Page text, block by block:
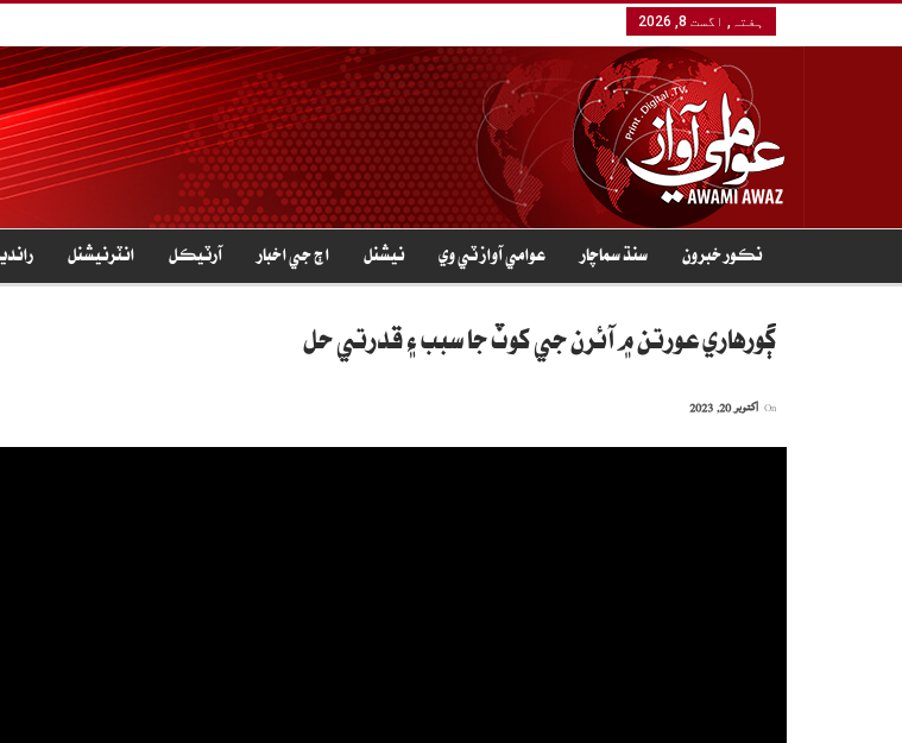
ہفتہ, اگست 8, 2026
نڪور خبرون سنڌ سماچار عوامي آواز ٽي وي نيشنل اڄ جي اخبار آرٽيڪل انٽرنيشنل
ڳورهاري عورتن ۾ آئرن جي کوٽ جا سبب ۽ قدرتي حل
اکتوبر 20, 2023